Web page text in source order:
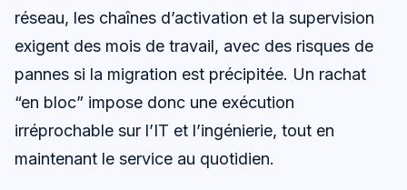
réseau, les chaînes d’activation et la supervision
exigent des mois de travail, avec des risques de
pannes si la migration est précipitée. Un rachat
“en bloc” impose donc une exécution
irréprochable sur l’IT et l’ingénierie, tout en
maintenant le service au quotidien.